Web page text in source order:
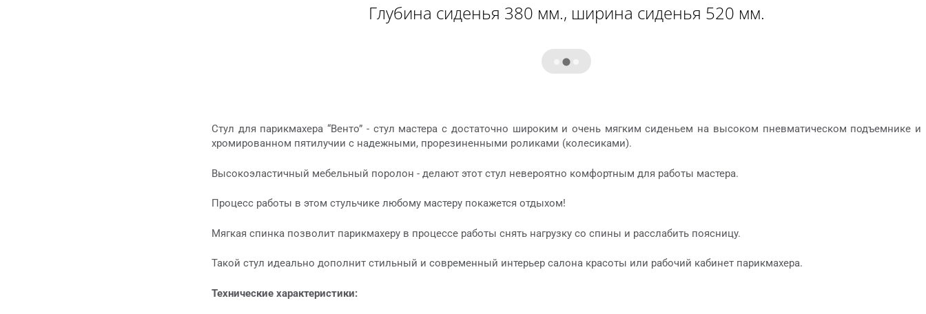
Глубина сиденья 380 мм., ширина сиденья 520 мм.
Стул для парикмахера “Венто” - стул мастера с достаточно широким и очень мягким сиденьем на высоком пневматическом подъемнике и
хромированном пятилучии с надежными, прорезиненными роликами (колесиками).
Высокоэластичный мебельный поролон - делают этот стул невероятно комфортным для работы мастера.
Процесс работы в этом стульчике любому мастеру покажется отдыхом!
Мягкая спинка позволит парикмахеру в процессе работы снять нагрузку со спины и расслабить поясницу.
Такой стул идеально дополнит стильный и современный интерьер салона красоты или рабочий кабинет парикмахера.
Технические характеристики: